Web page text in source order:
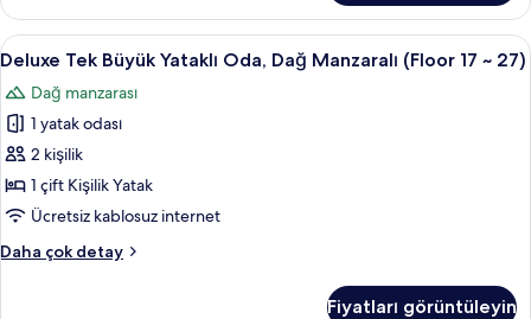
tüm
fotoğrafları
Oda,
Dağ
Manzaralı
3
~16)
daha
fazla
detay
Deluxe
Tek
Büyük
Yataklı
Oda,
Dağ
Manzaralı
17
Kaliteli yatak takımı, kuştüyü yorgan,
6
Deluxe Tek Büyük Yataklı Oda, Dağ Manzaralı (Floor 17 ~ 27)
Dağ manzarası
1 yatak odası
2 kişilik
1 çift Kişilik Yatak
Ücretsiz kablosuz internet
Daha çok detay
Deluxe
Fiyatları görüntüleyin